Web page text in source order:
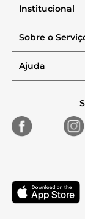
Institucional
Sobre o
Ajuda